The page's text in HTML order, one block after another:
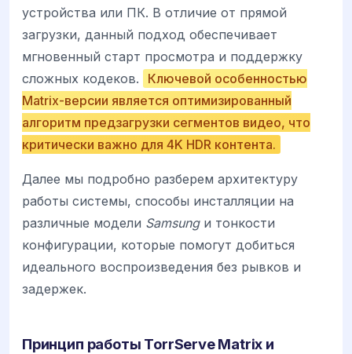
устройства или ПК. В отличие от прямой
загрузки, данный подход обеспечивает
мгновенный старт просмотра и поддержку
сложных кодеков.
Ключевой особенностью
Matrix-версии является оптимизированный
алгоритм предзагрузки сегментов видео, что
критически важно для 4K HDR контента.
Далее мы подробно разберем архитектуру
работы системы, способы инсталляции на
различные модели Samsungи тонкости
конфигурации, которые помогут добиться
идеального воспроизведения без рывков и
задержек.
Принцип работы TorrServe Matrix и